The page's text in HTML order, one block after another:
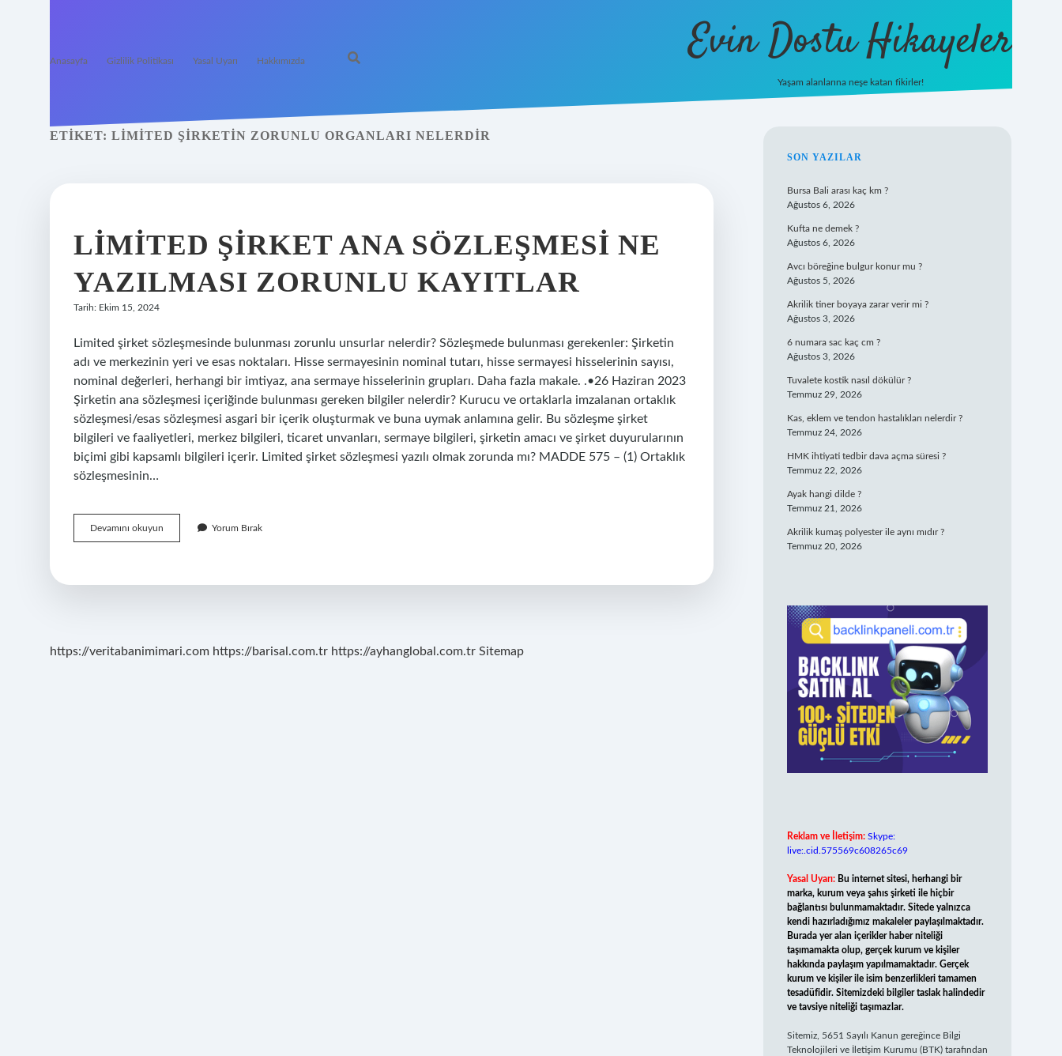
Anasayfa Gizlilik Politikası Yasal Uyarı Hakkımızda Evin Dostu Hikayeler
Yaşam alanlarına neşe katan fikirler!
ETIKET: LIMITED ŞIRKETIN ZORUNLU ORGANLARI NELERDIR
LIMITED ŞIRKET ANA SÖZLEŞMESI NE
YAZILMASI ZORUNLU KAYITLAR
Tarih: Ekim 15, 2024
Limited şirket sözleşmesinde bulunması zorunlu unsurlar nelerdir? Sözleşmede bulunması gerekenler: Şirketin
adı ve merkezinin yeri ve esas noktaları. Hisse sermayesinin nominal tutarı, hisse sermayesi hisselerinin sayısı,
nominal değerleri, herhangi bir imtiyaz, ana sermaye hisselerinin grupları. Daha fazla makale. .•26 Haziran 2023
Şirketin ana sözleşmesi içeriğinde bulunması gereken bilgiler nelerdir? Kurucu ve ortaklarla imzalanan ortaklık
sözleşmesi/esas sözleşmesi asgari bir içerik oluşturmak ve buna uymak anlamına gelir. Bu sözleşme şirket
bilgileri ve faaliyetleri, merkez bilgileri, ticaret unvanları, sermaye bilgileri, şirketin amacı ve şirket duyurularının
biçimi gibi kapsamlı bilgileri içerir. Limited şirket sözleşmesi yazılı olmak zorunda mı? MADDE 575 – (1) Ortaklık
sözleşmesinin…
Devamını okuyun
Şirket
Ne
Yorum Bırak
https://veritabanimimari.com https://barisal.com.tr https://ayhanglobal.com.tr Sitemap
SIDEBAR
SON YAZILAR
Bursa Bali arası kaç km ?
Ağustos 6, 2026
Kufta ne demek ?
Ağustos 6, 2026
Avcı böreğine bulgur konur mu ?
Ağustos 5, 2026
Akrilik tiner boyaya zarar verir mi ?
Ağustos 3, 2026
6 numara sac kaç cm ?
Ağustos 3, 2026
Tuvalete kostik nasıl dökülür ?
Temmuz 29, 2026
Kas, eklem ve tendon hastalıkları nelerdir ?
Temmuz 24, 2026
HMK ihtiyati tedbir dava açma süresi ?
Temmuz 22, 2026
Ayak hangi dilde ?
Temmuz 21, 2026
Akrilik kumaş polyester ile aynı mıdır ?
Temmuz 20, 2026
Reklam ve İletişim: Skype:
live:.cid.575569c608265c69
Yasal Uyarı: Bu internet sitesi, herhangi bir
marka, kurum veya şahıs şirketi ile hiçbir
bağlantısı bulunmamaktadır. Sitede yalnızca
kendi hazırladığımız makaleler paylaşılmaktadır.
Burada yer alan içerikler haber niteliği
taşımamakta olup, gerçek kurum ve kişiler
hakkında paylaşım yapılmamaktadır. Gerçek
kurum ve kişiler ile isim benzerlikleri tamamen
tesadüfidir. Sitemizdeki bilgiler taslak halindedir
ve tavsiye niteliği taşımazlar.
Sitemiz, 5651 Sayılı Kanun gereğince Bilgi
Teknolojileri ve İletişim Kurumu (BTK) tarafından